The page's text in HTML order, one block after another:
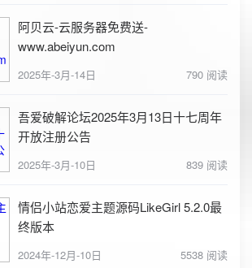
阿贝云-云服务器免费送-
www.abeiyun.com
2025年-3月-14日 790 阅读
吾爱破解论坛2025年3月13日十七周年
开放注册公告
2025年-3月-10日 839 阅读
情侣小站恋爱主题源码LikeGirl 5.2.0最
终版本
2024年-12月-10日 5538 阅读